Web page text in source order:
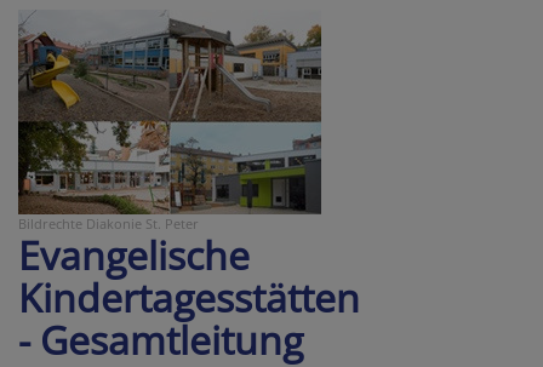
Bildrechte Diakonie St. Peter
Evangelische
Kindertagesstätten
- Gesamtleitung